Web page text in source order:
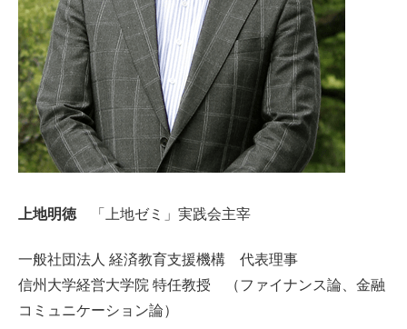
上地明徳「上地ゼミ」実践会主宰
一般社団法人 経済教育支援機構 代表理事
信州大学経営大学院 特任教授 （ファイナンス論、金融
コミュニケーション論）